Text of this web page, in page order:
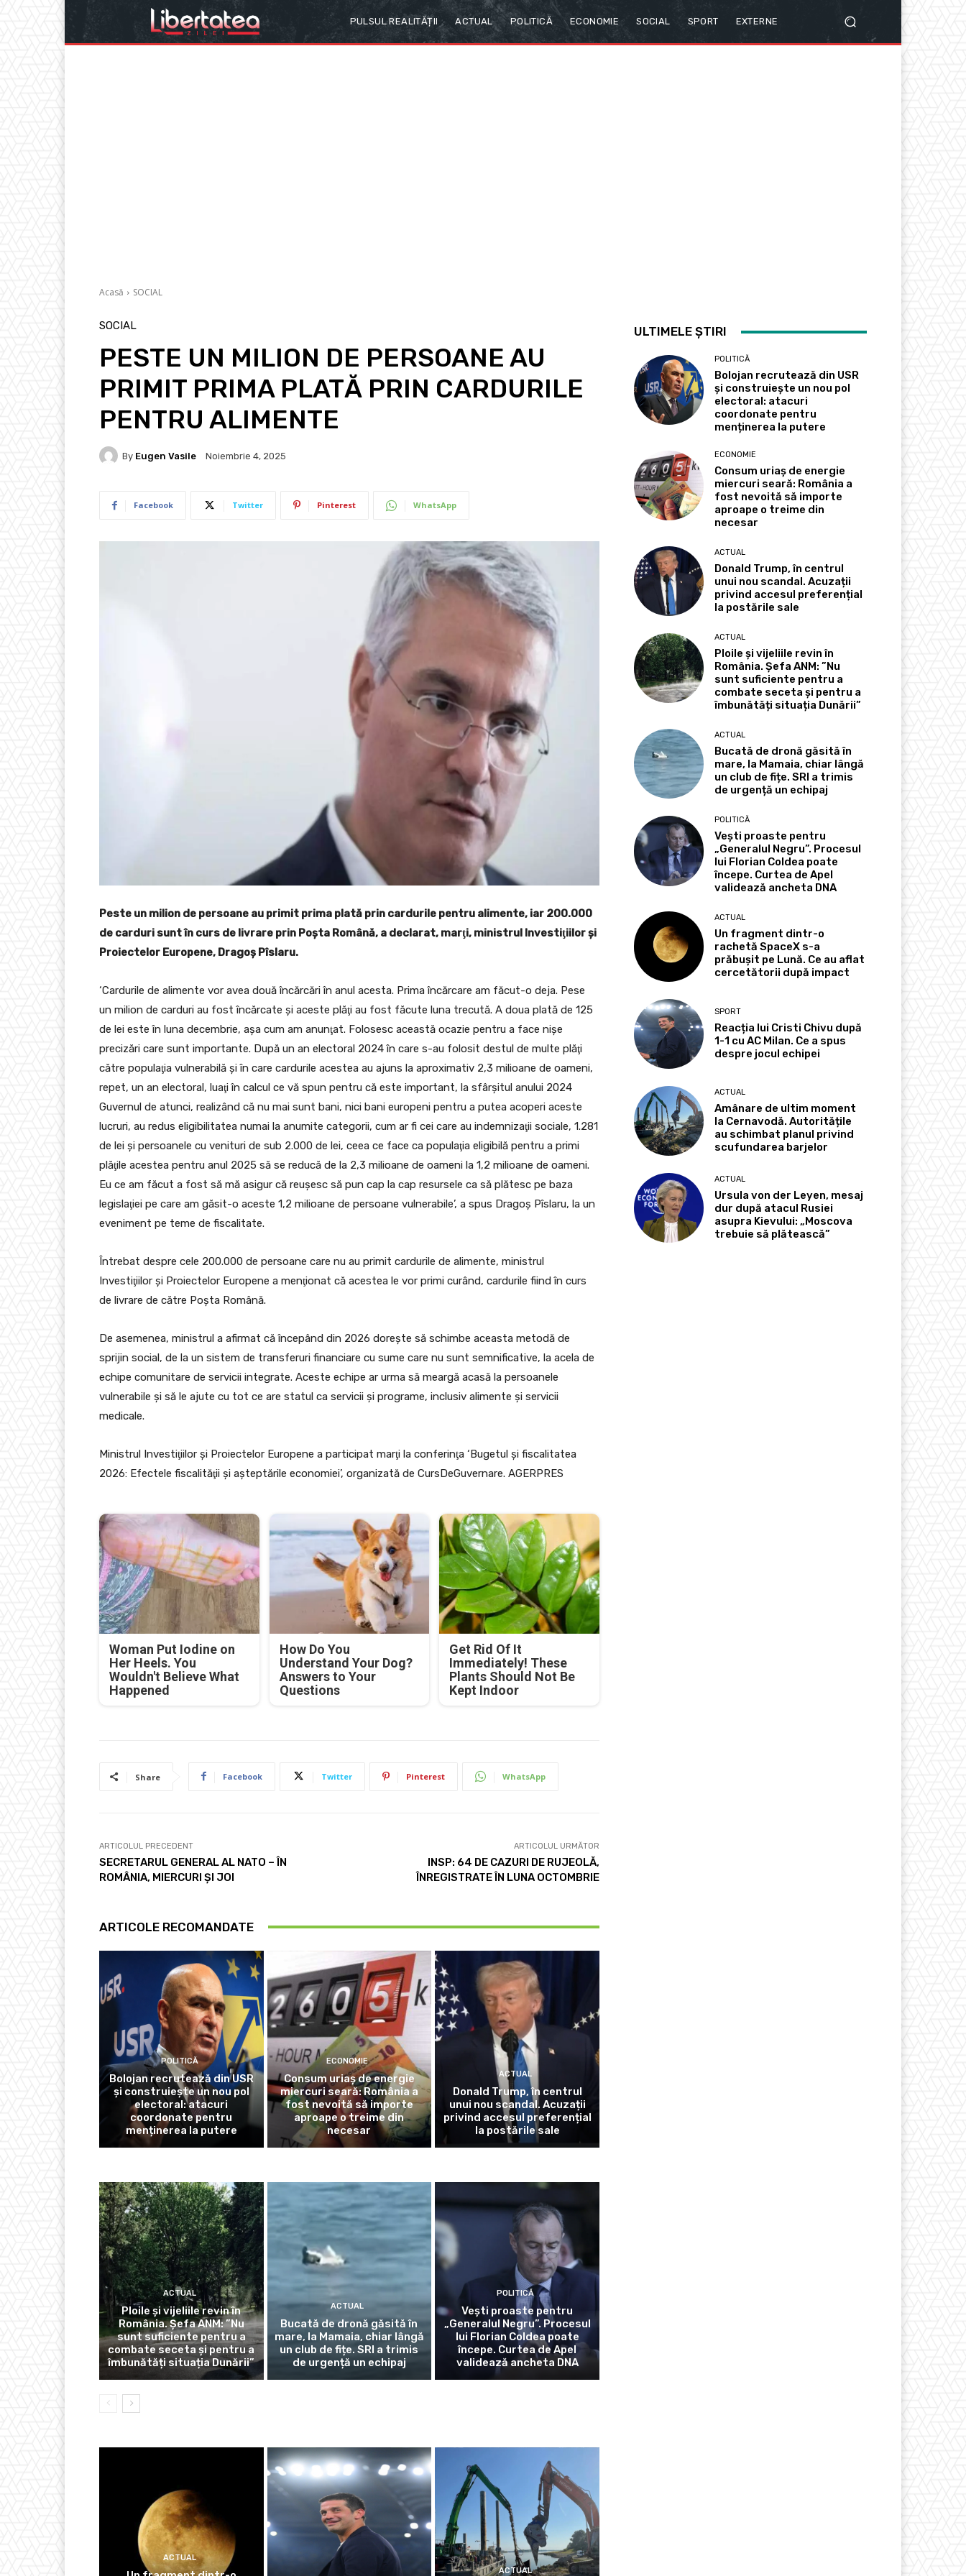
PULSUL REALITĂȚII ACTUAL POLITICĂ ECONOMIE SOCIAL SPORT EXTERNE
Acasă SOCIAL
SOCIAL
PESTE UN MILION DE PERSOANE AU
PRIMIT PRIMA PLATĂ PRIN CARDURILE
PENTRU ALIMENTE
By Eugen Vasile Noiembrie 4, 2025
Facebook Twitter Pinterest WhatsApp
Peste un milion de persoane au primit prima plată prin cardurile pentru alimente, iar 200.000
de carduri sunt în curs de livrare prin Poşta Română, a declarat, marţi, ministrul Investiţiilor şi
Proiectelor Europene, Dragoş Pîslaru.
‘Cardurile de alimente vor avea două încărcări în anul acesta. Prima încărcare am făcut-o deja. Pese
un milion de carduri au fost încărcate şi aceste plăţi au fost făcute luna trecută. A doua plată de 125
de lei este în luna decembrie, aşa cum am anunţat. Folosesc această ocazie pentru a face nişe
precizări care sunt importante. După un an electoral 2024 în care s-au folosit destul de multe plăţi
către populaţia vulnerabilă şi în care cardurile acestea au ajuns la aproximativ 2,3 milioane de oameni,
repet, un an electoral, luaţi în calcul ce vă spun pentru că este important, la sfârşitul anului 2024
Guvernul de atunci, realizând că nu mai sunt bani, nici bani europeni pentru a putea acoperi aceste
lucruri, au redus eligibilitatea numai la anumite categorii, cum ar fi cei care au indemnizaţii sociale, 1.281
de lei şi persoanele cu venituri de sub 2.000 de lei, ceea ce face ca populaţia eligibilă pentru a primi
plăţile acestea pentru anul 2025 să se reducă de la 2,3 milioane de oameni la 1,2 milioane de oameni.
Eu ce am făcut a fost să mă asigur că reuşesc să pun cap la cap resursele ca să plătesc pe baza
legislaţiei pe care am găsit-o aceste 1,2 milioane de persoane vulnerabile’, a spus Dragoş Pîslaru, la un
eveniment pe teme de fiscalitate.
Întrebat despre cele 200.000 de persoane care nu au primit cardurile de alimente, ministrul
Investiţiilor şi Proiectelor Europene a menţionat că acestea le vor primi curând, cardurile fiind în curs
de livrare de către Poşta Română.
De asemenea, ministrul a afirmat că începând din 2026 doreşte să schimbe aceasta metodă de
sprijin social, de la un sistem de transferuri financiare cu sume care nu sunt semnificative, la acela de
echipe comunitare de servicii integrate. Aceste echipe ar urma să meargă acasă la persoanele
vulnerabile şi să le ajute cu tot ce are statul ca servicii şi programe, inclusiv alimente şi servicii
medicale.
Ministrul Investiţiilor şi Proiectelor Europene a participat marţi la conferinţa ‘Bugetul şi fiscalitatea
2026: Efectele fiscalităţii şi aşteptările economiei’, organizată de CursDeGuvernare. AGERPRES
Woman Put Iodine on
Her Heels. You
Wouldn't Believe What
Happened
How Do You
Understand Your Dog?
Answers to Your
Questions
Get Rid Of It
Immediately! These
Plants Should Not Be
Kept Indoor
Share Facebook Twitter Pinterest WhatsApp
ARTICOLUL PRECEDENT
SECRETARUL GENERAL AL NATO – ÎN
ROMÂNIA, MIERCURI ȘI JOI
ARTICOLUL URMĂTOR
INSP: 64 DE CAZURI DE RUJEOLĂ,
ÎNREGISTRATE ÎN LUNA OCTOMBRIE
ARTICOLE RECOMANDATE
POLITICĂ
Bolojan recrutează din USR
și construiește un nou pol
electoral: atacuri
coordonate pentru
menținerea la putere
ECONOMIE
Consum uriaș de energie
miercuri seară: România a
fost nevoită să importe
aproape o treime din
necesar
ACTUAL
Donald Trump, în centrul
unui nou scandal. Acuzații
privind accesul preferențial
la postările sale
ACTUAL
Ploile și vijeliile revin în
România. Șefa ANM: ”Nu
sunt suficiente pentru a
combate seceta și pentru a
îmbunătăți situația Dunării”
ACTUAL
Bucată de dronă găsită în
mare, la Mamaia, chiar lângă
un club de fițe. SRI a trimis
de urgență un echipaj
POLITICĂ
Vești proaste pentru
„Generalul Negru”. Procesul
lui Florian Coldea poate
începe. Curtea de Apel
validează ancheta DNA
ACTUAL
ACTUAL
ULTIMELE ȘTIRI
POLITICĂ
Bolojan recrutează din USR
și construiește un nou pol
electoral: atacuri
coordonate pentru
menținerea la putere
ECONOMIE
Consum uriaș de energie
miercuri seară: România a
fost nevoită să importe
aproape o treime din
necesar
ACTUAL
Donald Trump, în centrul
unui nou scandal. Acuzații
privind accesul preferențial
la postările sale
ACTUAL
Ploile și vijeliile revin în
România. Șefa ANM: ”Nu
sunt suficiente pentru a
combate seceta și pentru a
îmbunătăți situația Dunării”
ACTUAL
Bucată de dronă găsită în
mare, la Mamaia, chiar lângă
un club de fițe. SRI a trimis
de urgență un echipaj
POLITICĂ
Vești proaste pentru
„Generalul Negru”. Procesul
lui Florian Coldea poate
începe. Curtea de Apel
validează ancheta DNA
ACTUAL
Un fragment dintr-o
rachetă SpaceX s-a
prăbușit pe Lună. Ce au aflat
cercetătorii după impact
SPORT
Reacția lui Cristi Chivu după
1-1 cu AC Milan. Ce a spus
despre jocul echipei
ACTUAL
Amânare de ultim moment
la Cernavodă. Autoritățile
au schimbat planul privind
scufundarea barjelor
ACTUAL
Ursula von der Leyen, mesaj
dur după atacul Rusiei
asupra Kievului: „Moscova
trebuie să plătească”